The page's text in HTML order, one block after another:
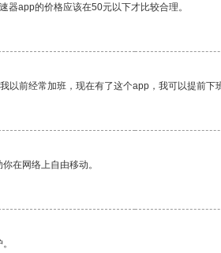
app的价格应该在50元以下才比较合理。
前经常加班，现在有了这个app，我可以提前下
在网络上自由移动。